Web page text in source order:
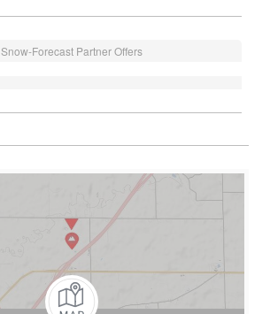
Snow-Forecast Partner Offers